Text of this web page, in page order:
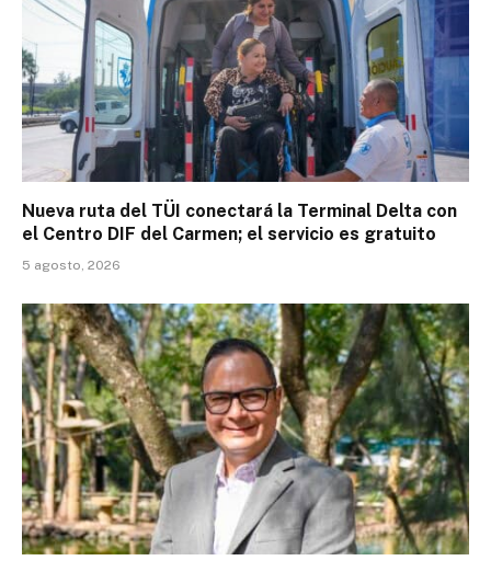
Nueva ruta del TÜI conectará la Terminal Delta con
el Centro DIF del Carmen; el servicio es gratuito
5 agosto, 2026